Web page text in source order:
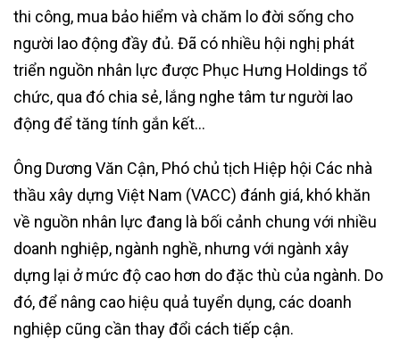
thi công, mua bảo hiểm và chăm lo đời sống cho
người lao động đầy đủ. Đã có nhiều hội nghị phát
triển nguồn nhân lực được Phục Hưng Holdings tổ
chức, qua đó chia sẻ, lắng nghe tâm tư người lao
động để tăng tính gắn kết…
Ông Dương Văn Cận, Phó chủ tịch Hiệp hội Các nhà
thầu xây dựng Việt Nam (VACC) đánh giá, khó khăn
về nguồn nhân lực đang là bối cảnh chung với nhiều
doanh nghiệp, ngành nghề, nhưng với ngành xây
dựng lại ở mức độ cao hơn do đặc thù của ngành. Do
đó, để nâng cao hiệu quả tuyển dụng, các doanh
nghiệp cũng cần thay đổi cách tiếp cận.